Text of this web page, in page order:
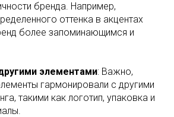
бренда. Например,
оттенка в акцентах
более запоминающимся и
элементами: Важно,
гармонировали с другими
такими как логотип, упаковка и